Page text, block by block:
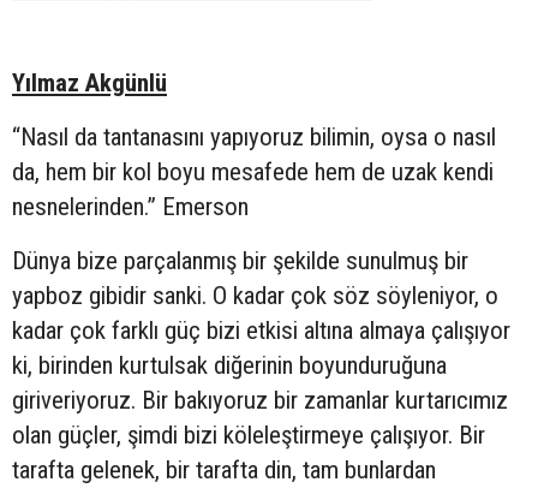
Yılmaz Akgünlü
“Nasıl da tantanasını yapıyoruz bilimin, oysa o nasıl
da, hem bir kol boyu mesafede hem de uzak kendi
nesnelerinden.” Emerson
Dünya bize parçalanmış bir şekilde sunulmuş bir
yapboz gibidir sanki. O kadar çok söz söyleniyor, o
kadar çok farklı güç bizi etkisi altına almaya çalışıyor
ki, birinden kurtulsak diğerinin boyunduruğuna
giriveriyoruz. Bir bakıyoruz bir zamanlar kurtarıcımız
olan güçler, şimdi bizi köleleştirmeye çalışıyor. Bir
tarafta gelenek, bir tarafta din, tam bunlardan